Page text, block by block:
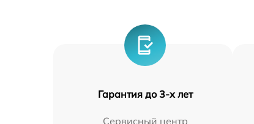
Гарантия до 3-х лет
Сервисный центр